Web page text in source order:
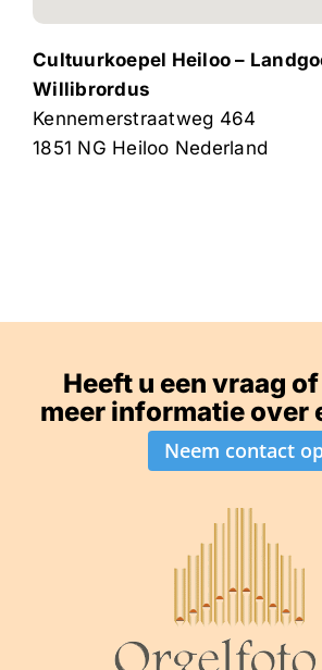
Cultuurkoepel Heiloo –
Willibrordus
Kennemerstraatweg 464
1851 NG Heiloo Nederland
Heeft u een vraag
meer informatie over
Neem contact